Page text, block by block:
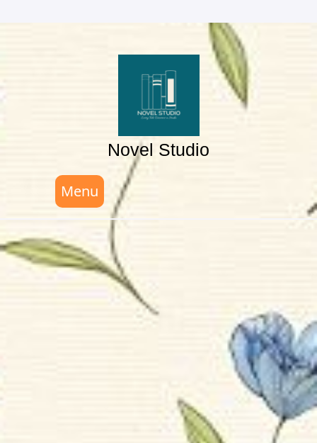
to
Novel Studio
Menu